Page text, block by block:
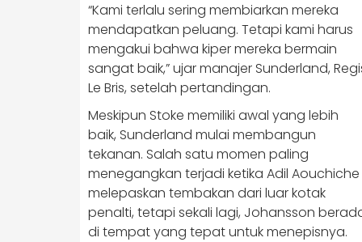
“Kami terlalu sering membiarkan mereka
mendapatkan peluang. Tetapi kami harus
mengakui bahwa kiper mereka bermain
sangat baik,” ujar manajer Sunderland,
Le Bris, setelah pertandingan.
Meskipun Stoke memiliki awal yang lebih
baik, Sunderland mulai membangun
tekanan. Salah satu momen paling
menegangkan terjadi ketika Adil Aouchiche
melepaskan tembakan dari luar kotak
penalti, tetapi sekali lagi, Johansson
di tempat yang tepat untuk menepisnya.